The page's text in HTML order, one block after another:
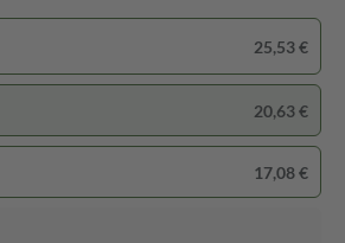
25,53 €
20,63 €
17,08 €